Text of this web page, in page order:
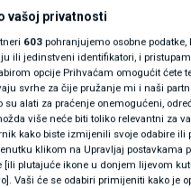
financija i osiguranja -
u
djelatnostima - 11,9
- 13,6 eura. Što se
članicama EU-a,
na 15.
vašoj privatnosti
603 pohranjujemo osobne podatke,
ili jedinstveni identifikatori, i
opcije Prihvaćam omogućit ćete
svrhe za čije pružanje mi i naši
su alati za praćenje onemogućeni,
više neće biti toliko relevantni za
kako biste izmijenili svoje odabire ili
klikom na Upravljaj postavkama
[ili plutajuće ikone u donjem lijevom
Vaši će se odabiri primijeniti kako je